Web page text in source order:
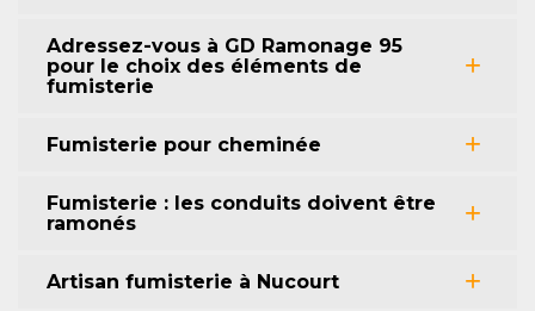
Adressez-vous à GD Ramonage 95
pour le choix des éléments de
fumisterie
Fumisterie pour cheminée
Fumisterie : les conduits doivent être
ramonés
Artisan fumisterie à Nucourt